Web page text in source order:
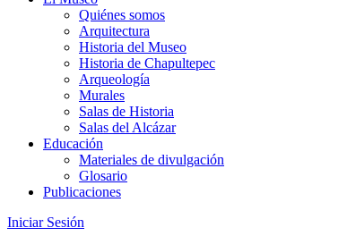
Quiénes somos
Arquitectura
Historia del Museo
Historia de Chapultepec
Arqueología
Murales
Salas de Historia
Salas del Alcázar
Educación
Materiales de divulgación
Glosario
Publicaciones
Iniciar Sesión